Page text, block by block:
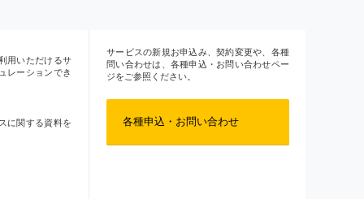
用いただけるサ
レーションでき
に関する資料を
サービスの新規お申込み、契約変更や、各種
問い合わせは、各種申込・お問い合わせペー
ジをご参照ください。
各種申込・お問い合わせ